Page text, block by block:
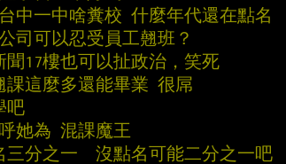
中一中啥糞校 什麼年代還在點名
司可以忍受員工翹班？
17樓也可以扯政治，笑死
課這麼多還能畢業 很屌
吧
她為 混課魔王
分之一  沒點名可能二分之一吧